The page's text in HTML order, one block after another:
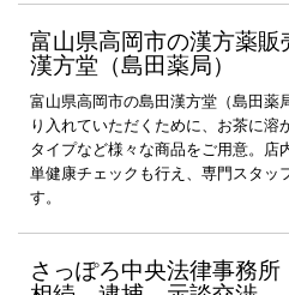
富山県高岡市の漢方薬販
漢方堂（島田薬局）
富山県高岡市の島田漢方堂（島田薬
り入れていただくために、お茶に
タイプなど様々な商品をご用意。店
単健康チェックも行え、専門スタッ
す。
さっぽろ中央法律事務所